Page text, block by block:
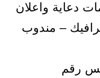
دعاية واعلان
– مندوب
رقم